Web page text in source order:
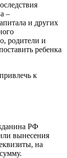
–
и других
родители и
ребенка
к
РФ
вынесения
на